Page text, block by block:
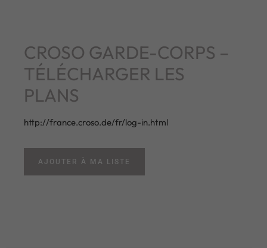
CROSO GARDE-CORPS –
TÉLÉCHARGER LES
PLANS
http://france.croso.de/fr/log-in.html
AJOUTER À MA LISTE